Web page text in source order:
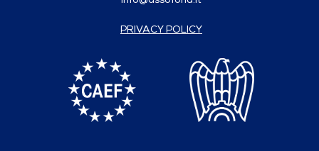
PRIVACY POLICY